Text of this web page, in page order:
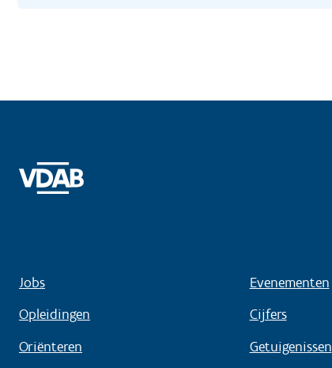
Jobs
Opleidingen
Oriënteren
Evenementen
Cijfers
Getuigenissen